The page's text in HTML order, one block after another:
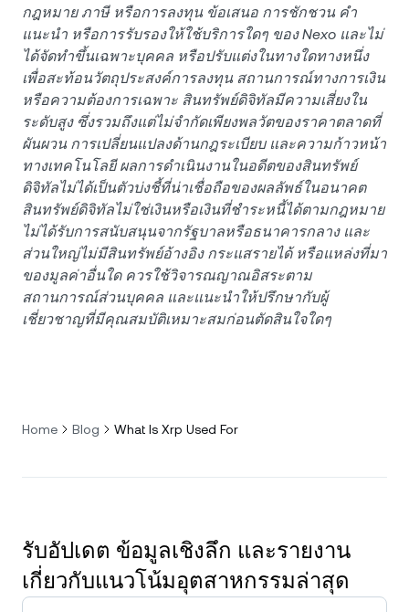
กฎหมาย ภาษี หรือการลงทุน ข้อเสนอ การชักชวน คำ
แนะนำ หรือการรับรองให้ใช้บริการใดๆ ของ Nexo และไม่
ได้จัดทำขึ้นเฉพาะบุคคล หรือปรับแต่งในทางใดทางหนึ่ง
เพื่อสะท้อนวัตถุประสงค์การลงทุน สถานการณ์ทางการเงิน
หรือความต้องการเฉพาะ สินทรัพย์ดิจิทัลมีความเสี่ยงใน
ระดับสูง ซึ่งรวมถึงแต่ไม่จำกัดเพียงพลวัตของราคาตลาดที่
ผันผวน การเปลี่ยนแปลงด้านกฎระเบียบ และความก้าวหน้า
ทางเทคโนโลยี ผลการดำเนินงานในอดีตของสินทรัพย์
ดิจิทัลไม่ได้เป็นตัวบ่งชี้ที่น่าเชื่อถือของผลลัพธ์ในอนาคต
สินทรัพย์ดิจิทัลไม่ใช่เงินหรือเงินที่ชำระหนี้ได้ตามกฎหมาย
ไม่ได้รับการสนับสนุนจากรัฐบาลหรือธนาคารกลาง และ
ส่วนใหญ่ไม่มีสินทรัพย์อ้างอิง กระแสรายได้ หรือแหล่งที่มา
ของมูลค่าอื่นใด ควรใช้วิจารณญาณอิสระตาม
สถานการณ์ส่วนบุคคล และแนะนำให้ปรึกษากับผู้
เชี่ยวชาญที่มีคุณสมบัติเหมาะสมก่อนตัดสินใจใดๆ
Home Blog What Is Xrp Used For
รับอัปเดต ข้อมูลเชิงลึก และรายงาน
เกี่ยวกับแนวโน้มอุตสาหกรรมล่าสุด